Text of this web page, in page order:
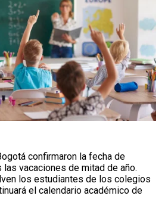
confirmaron la fecha de
vacaciones de mitad de año.
los estudiantes de los colegios
el calendario académico de